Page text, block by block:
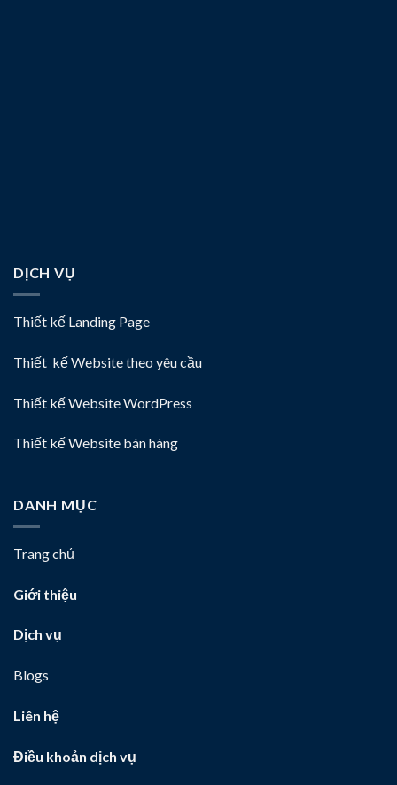
DỊCH VỤ
Thiết kế Landing Page
Thiết kế Website theo yêu cầu
Thiết kế Website WordPress
Thiết kế Website bán hàng
DANH MỤC
Trang chủ
Giới thiệu
Dịch vụ
Blogs
Liên hệ
Điều khoản dịch vụ